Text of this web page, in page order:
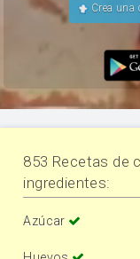
Crea una
853 Recetas de
ingredientes:
Azúcar